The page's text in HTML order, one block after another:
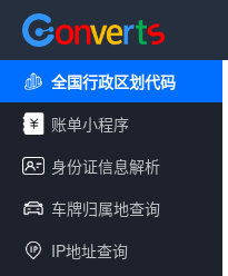
全国行政区划代码
账单小程序
身份证信息解析
车牌归属地查询
IP地址查询